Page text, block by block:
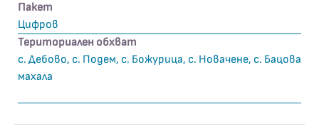
Пакет
Цифров
Териториален обхват
с. Дебово, с. Подем, с. Божурица, с. Новачене, с. Бацова
махала